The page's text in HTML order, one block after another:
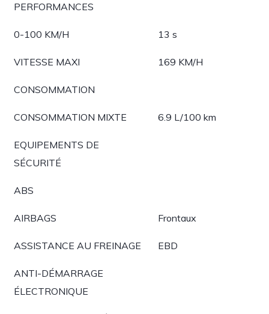
PERFORMANCES
0-100 KM/H 13 s
VITESSE MAXI 169 KM/H
CONSOMMATION
CONSOMMATION MIXTE 6.9 L/100 km
EQUIPEMENTS DE
SÉCURITÉ
ABS
AIRBAGS Frontaux
ASSISTANCE AU FREINAGE EBD
ANTI-DÉMARRAGE
ÉLECTRONIQUE